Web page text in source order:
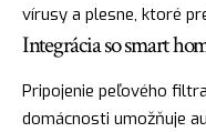
vírusy a plesne, ktoré
Integrácia so smart
Pripojenie peľového
domácnosti umožňuje